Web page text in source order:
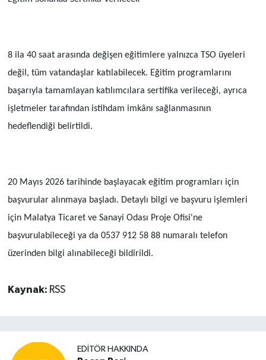
8 ila 40 saat arasında değişen eğitimlere yalnızca TSO üyeleri
değil, tüm vatandaşlar katılabilecek. Eğitim programlarını
başarıyla tamamlayan katılımcılara sertifika verileceği, ayrıca
işletmeler tarafından istihdam imkânı sağlanmasının
hedeflendiği belirtildi.
20 Mayıs 2026 tarihinde başlayacak eğitim programları için
başvurular alınmaya başladı. Detaylı bilgi ve başvuru işlemleri
için Malatya Ticaret ve Sanayi Odası Proje Ofisi'ne
başvurulabileceği ya da 0537 912 58 88 numaralı telefon
üzerinden bilgi alınabileceği bildirildi.
Kaynak: RSS
EDITÖR HAKKINDA